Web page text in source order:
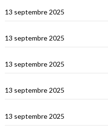
13 septembre 2025
13 septembre 2025
13 septembre 2025
13 septembre 2025
13 septembre 2025